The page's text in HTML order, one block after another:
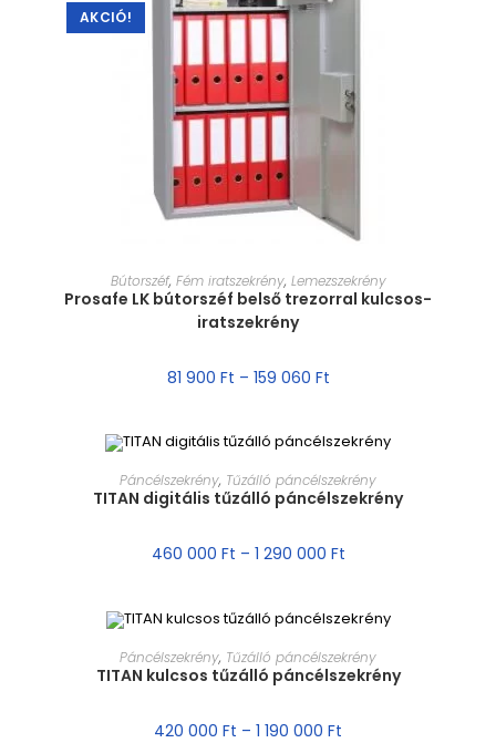
AKCIÓ!
MÉRET VÁLASZTÁSA
Bútorszéf, Fém iratszekrény, Lemezszekrény
Prosafe LK bútorszéf belső trezorral kulcsos-
iratszekrény
81 900 Ft – 159 060 Ft
MÉRET VÁLASZTÁSA
Páncélszekrény, Tűzálló páncélszekrény
TITAN digitális tűzálló páncélszekrény
460 000 Ft – 1 290 000 Ft
MÉRET VÁLASZTÁSA
Páncélszekrény, Tűzálló páncélszekrény
TITAN kulcsos tűzálló páncélszekrény
420 000 Ft – 1 190 000 Ft